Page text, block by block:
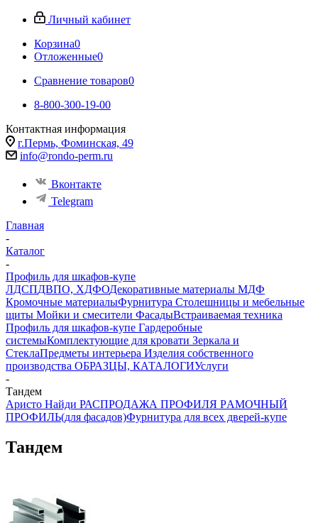
Личный кабинет
Корзина0
Отложенные0
Сравнение товаров0
8-800-300-19-00
Контактная информация
г.Пермь, Фоминская, 49
info@rondo-perm.ru
Вконтакте
Telegram
Главная
-
Каталог
-
Профиль для шкафов-купе
ЛДСПДВПО, ХДФОДекоративные материалы МДФ
Кромочные материалыФурнитура Столешницы и мебельные
щиты Мойки и смесители ФасадыВстраиваемая техника
Профиль для шкафов-купе Гардеробные
системыКомплектующие для кровати Зеркала и
СтеклаПредметы интерьера Изделия собственного
производства ОБРАЗЦЫ, КАТАЛОГИУслуги
-
Тандем
Аристо Найди РАСПРОДАЖА ПРОФИЛЯ PАМОЧНЫЙ
ПРОФИЛЬ(для фасадов)Фурнитура для всех дверей-купе
Тандем